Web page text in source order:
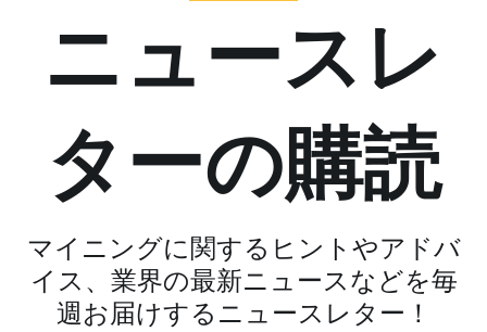
ニュースレ
ターの購読
マイニングに関するヒントやアドバ
イス、業界の最新ニュースなどを毎
週お届けするニュースレター！